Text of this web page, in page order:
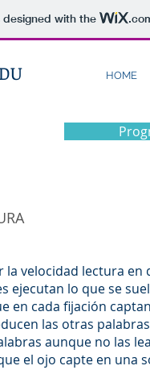
designed with the
HOME
la velocidad lectura en
ejecutan lo que se
en cada fijación
las otras
aunque no las
el ojo capte en una